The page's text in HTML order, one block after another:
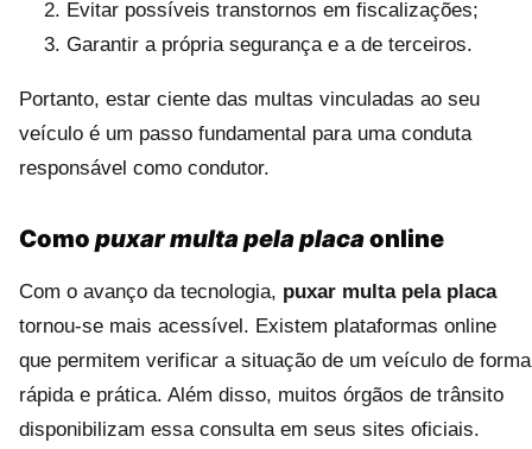
Evitar possíveis transtornos em fiscalizações;
Garantir a própria segurança e a de terceiros.
Portanto, estar ciente das multas vinculadas ao seu
veículo é um passo fundamental para uma conduta
responsável como condutor.
Como puxar multa pela placaonline
Com o avanço da tecnologia, puxar multa pela placa
tornou-se mais acessível. Existem plataformas online
que permitem verificar a situação de um veículo de forma
rápida e prática. Além disso, muitos órgãos de trânsito
disponibilizam essa consulta em seus sites oficiais.